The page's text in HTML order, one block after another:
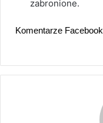
zabronione.
Komentarze Facebook